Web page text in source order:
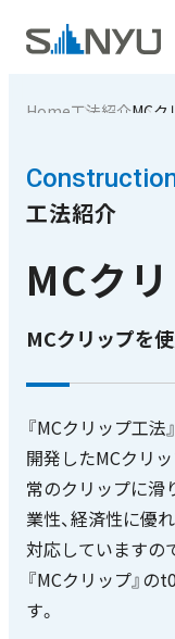
Home工法紹介MCク
工法紹介
MCク
MCクリップを
『MCクリップ工
開発したMCクリ
常のクリップに滑
業性、経済性に優
対応していますの
『MCクリップ』
す。